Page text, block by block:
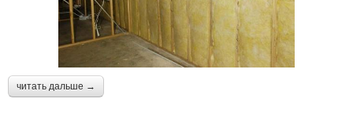
читать дальше →